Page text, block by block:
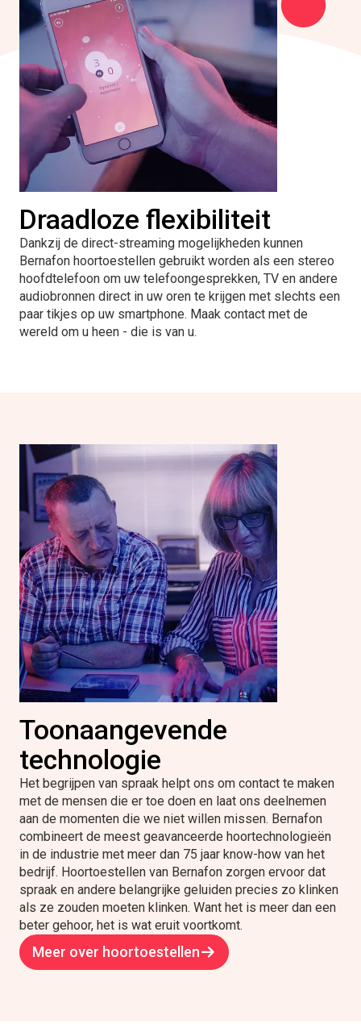
Draadloze flexibiliteit
Dankzij de direct-streaming mogelijkheden kunnen
Bernafon hoortoestellen gebruikt worden als een stereo
hoofdtelefoon om uw telefoongesprekken, TV en andere
audiobronnen direct in uw oren te krijgen met slechts een
paar tikjes op uw smartphone. Maak contact met de
wereld om u heen - die is van u.
Toonaangevende
technologie
Het begrijpen van spraak helpt ons om contact te maken
met de mensen die er toe doen en laat ons deelnemen
aan de momenten die we niet willen missen. Bernafon
combineert de meest geavanceerde hoortechnologieën
in de industrie met meer dan 75 jaar know-how van het
bedrijf. Hoortoestellen van Bernafon zorgen ervoor dat
spraak en andere belangrijke geluiden precies zo klinken
als ze zouden moeten klinken. Want het is meer dan een
beter gehoor, het is wat eruit voortkomt.
Meer over hoortoestellen